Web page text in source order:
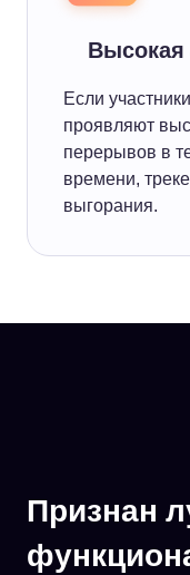
Высокая
Если
проявляют
перерывов в
времени,
выгорания.
Признан